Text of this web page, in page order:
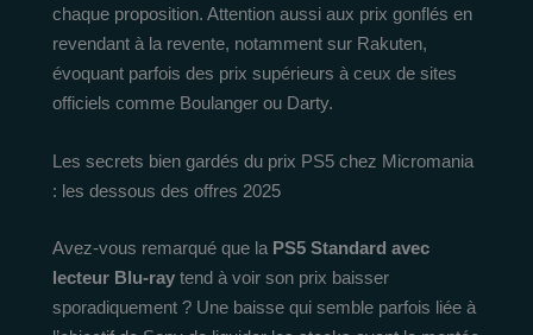
chaque proposition. Attention aussi aux prix gonflés en
revendant à la revente, notamment sur Rakuten,
évoquant parfois des prix supérieurs à ceux de sites
officiels comme Boulanger ou Darty.
Les secrets bien gardés du prix PS5 chez Micromania
: les dessous des offres 2025
Avez-vous remarqué que la PS5 Standard avec
lecteur Blu-ray tend à voir son prix baisser
sporadiquement ? Une baisse qui semble parfois liée à